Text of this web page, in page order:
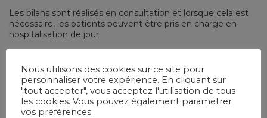
Les bilans sont réalisés en consultation et lorsque cela est
nécessaire, les patients peuvent être pris en charge en
hospitalisation de jour.
Consultation d’allergologie
Nous utilisons des cookies sur ce site pour
personnaliser votre expérience. En cliquant sur
"tout accepter", vous acceptez l'utilisation de tous
les cookies. Vous pouvez également paramétrer
vos préférences.